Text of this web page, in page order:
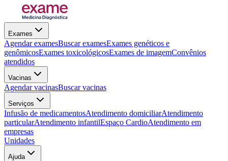
Exames
Agendar examesBuscar examesExames genéticos e
genômicosExames toxicológicosExames de imagemConvênios
atendidos
Vacinas
Agendar vacinasBuscar vacinas
Serviços
Infusão de medicamentosAtendimento domiciliarAtendimento
particularAtendimento infantilEspaço CardioAtendimento em
empresas
Unidades
Ajuda